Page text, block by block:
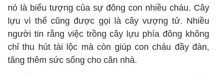
nó là biểu tượng của sự đông con nhiều cháu. Cây
lựu vì thế cũng được gọi là cây vượng tử. Nhiều
người tin rằng việc trồng cây lựu phía đông không
chỉ thu hút tài lộc mà còn giúp con cháu đầy đàn,
tăng thêm sức sống cho căn nhà.